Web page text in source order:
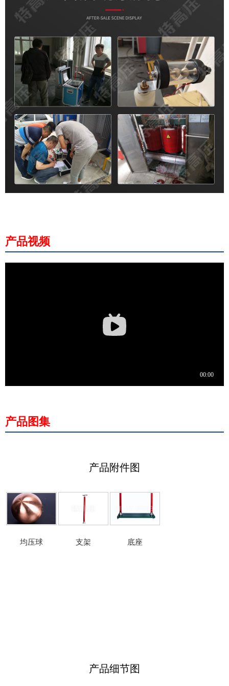
产品视频
产品图集
产品附件图
均压球 支架 底座
产品细节图